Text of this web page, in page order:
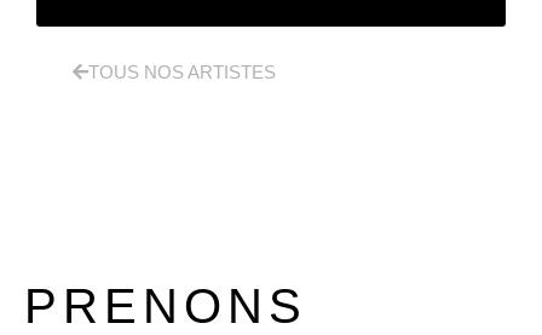
TOUS NOS ARTISTES
PRENONS